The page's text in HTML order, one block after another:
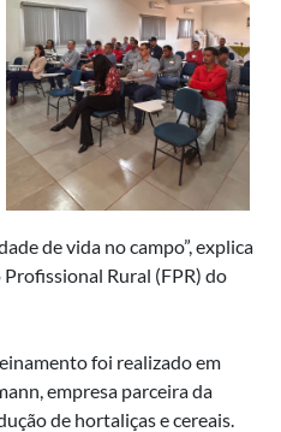
de vida no campo”, explica
Rural (FPR) do
foi realizado em
empresa parceira da
de hortaliças e cereais.